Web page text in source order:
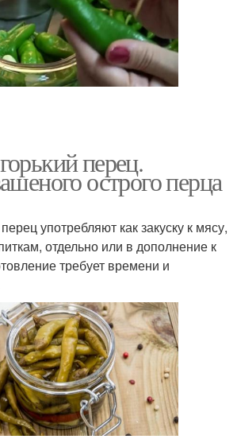
перец.
острого перца
употребляют как закуску к мясу,
отдельно или в дополнение к
требует времени и